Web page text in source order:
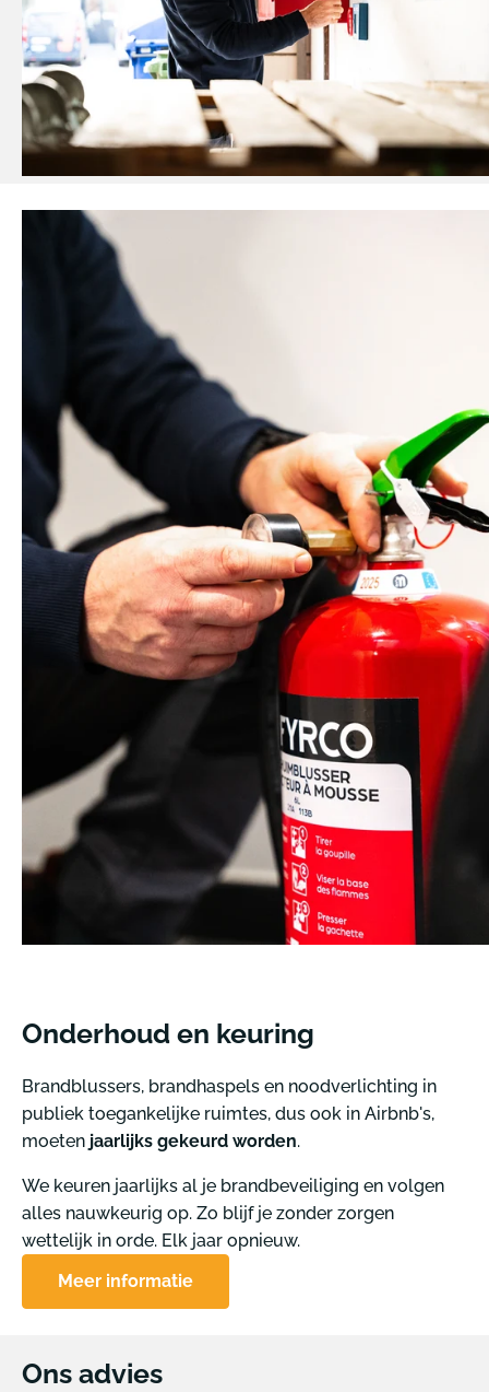
Onderhoud en keuring
Brandblussers, brandhaspels en noodverlichting in
publiek toegankelijke ruimtes, dus ook in Airbnb's,
moeten jaarlijks gekeurd worden.
We keuren jaarlijks al je brandbeveiliging en volgen
alles nauwkeurig op. Zo blijf je zonder zorgen
wettelijk in orde. Elk jaar opnieuw.
Meer informatie
Ons advies